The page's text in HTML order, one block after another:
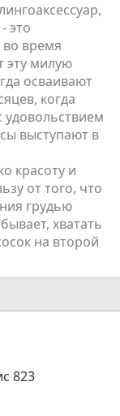
это
время
эту милую
осваивают
когда
выступают в
красоту и
от того, что
грудью
хватать
на второй
823